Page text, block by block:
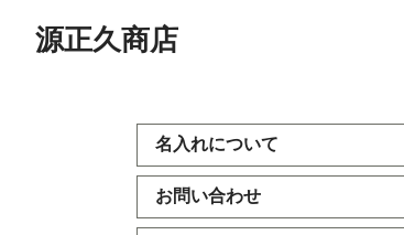
源正久商店
名入れについて
お問い合わせ